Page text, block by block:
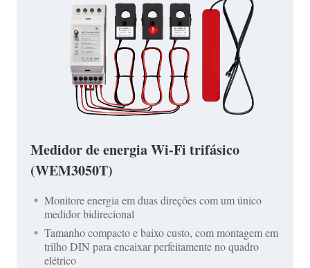
Medidor de energia Wi-Fi trifásico
(WEM3050T)
Monitore energia em duas direções com um único
medidor bidirecional
Tamanho compacto e baixo custo, com montagem em
trilho DIN para encaixar perfeitamente no quadro
elétrico